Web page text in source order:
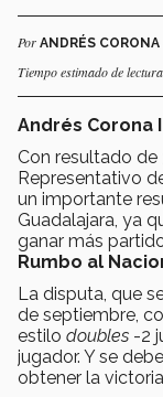
Por ANDRÉS CORONA
Tiempo estimado de
Andrés Corona
Con resultado de
Representativo
un importante
Guadalajara, ya
ganar más
Rumbo al
La disputa, que
de septiembre,
estilo doubles -2
jugador. Y se
obtener la